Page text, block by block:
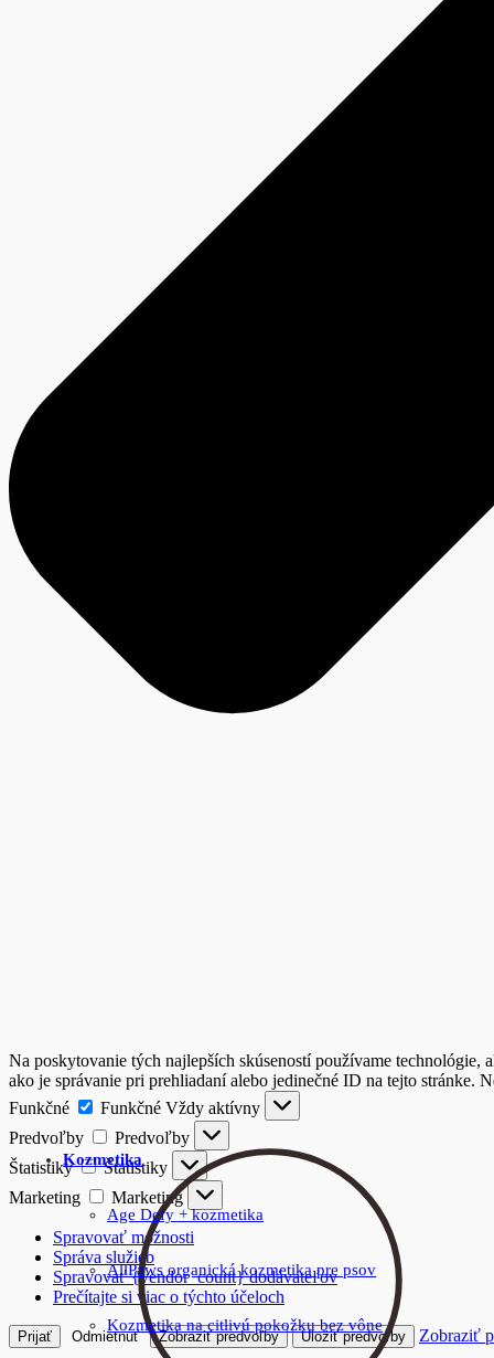
Na poskytovanie tých najlepších skúseností používame
ako je správanie pri prehliadaní alebo jedinečné ID na tejto stránke.
Funkčné
Funkčné Vždy aktívny
Predvoľby
Predvoľby
Štatistiky
Štatistiky
Marketing
Marketing
Spravovať možnosti
Správa služieb
Spravovať {vendor_count} dodávateľov
Prečítajte si viac o týchto účeloch
Prijať Odmietnuť Zobraziť predvoľby Uložiť predvoľby Zobraziť
Kozmetika
Age Defy + kozmetika
AllPaws organická kozmetika pre psov
Kozmetika na citlivú pokožku bez vône